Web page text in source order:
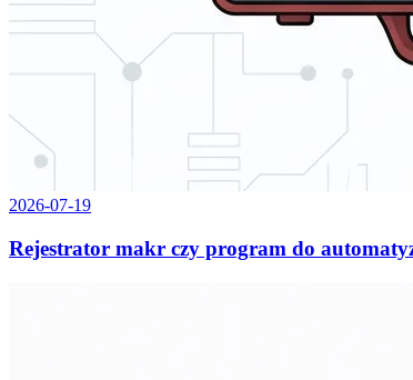
2026-07-19
Rejestrator makr czy program do